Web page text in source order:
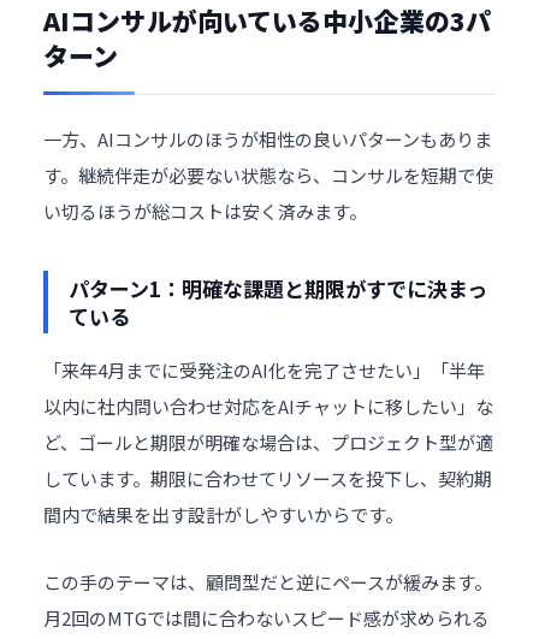
AIコンサルが向いている中小企業の3パ
ターン
一方、AIコンサルのほうが相性の良いパターンもありま
す。継続伴走が必要ない状態なら、コンサルを短期で使
い切るほうが総コストは安く済みます。
パターン1：明確な課題と期限がすでに決まっ
ている
「来年4月までに受発注のAI化を完了させたい」「半年
以内に社内問い合わせ対応をAIチャットに移したい」な
ど、ゴールと期限が明確な場合は、プロジェクト型が適
しています。期限に合わせてリソースを投下し、契約期
間内で結果を出す設計がしやすいからです。
この手のテーマは、顧問型だと逆にペースが緩みます。
月2回のMTGでは間に合わないスピード感が求められる